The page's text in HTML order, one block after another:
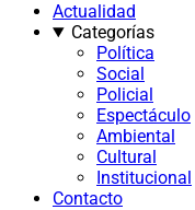
Actualidad
Categorías
Política
Social
Policial
Espectáculo
Ambiental
Cultural
Institucional
Contacto